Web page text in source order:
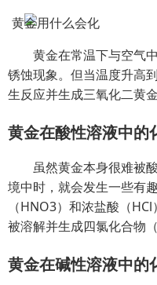
黄金在常温下与空气
锈蚀现象。但当温度升高
生反应并生成三氧化二黄
黄金在酸性溶液中的
虽然黄金本身很难被
境中时，就会发生一些有
（HNO3）和浓盐酸（
被溶解并生成四氯化合物
黄金在碱性溶液中的